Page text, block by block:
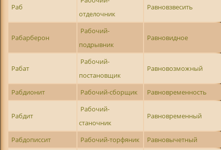
Раб
отделочник
Равновзвесить
Рабарберон
Рабочий-
подрывник
Равновидное
Рабат
Рабочий-
постановщик
Равновозможный
Рабдионит Рабочий-сборщик Равновременность
Рабдит
Рабочий-
станочник
Равновременный
Рабдописсит Рабочий-торфяник Равновычетный